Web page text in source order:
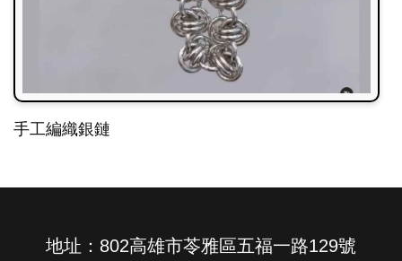
手工編織銀鏈
地址：802高雄市苓雅區五福一路129號